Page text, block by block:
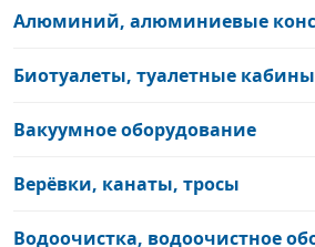
Алюминий, алюминиевые
Биотуалеты, туалетные кабины
Вакуумное оборудование
Верёвки, канаты, тросы
Водоочистка, водоочистное